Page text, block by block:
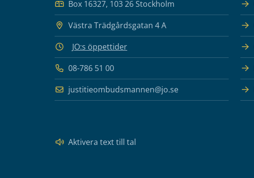
Box 16327, 103 26 Stockholm
Västra Trädgårdsgatan 4 A
JO:s öppettider
08-786 51 00
justitieombudsmannen@jo.se
Aktivera text till tal